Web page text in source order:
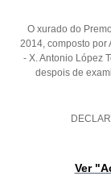
O xurado do
2014, composto por
- X. Antonio López
despois de
Ver